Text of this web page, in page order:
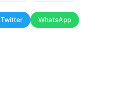
Twitter WhatsApp